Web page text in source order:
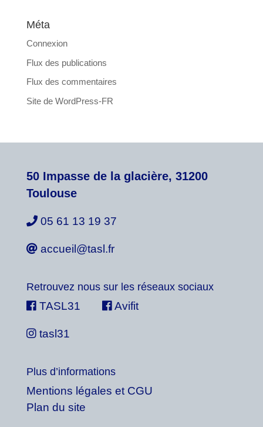
Méta
Connexion
Flux des publications
Flux des commentaires
Site de WordPress-FR
50 Impasse de la glacière, 31200
Toulouse
05 61 13 19 37
accueil@tasl.fr
Retrouvez nous sur les réseaux sociaux
TASL31 Avifit
tasl31
Plus d’informations
Mentions légales et CGU
Plan du site